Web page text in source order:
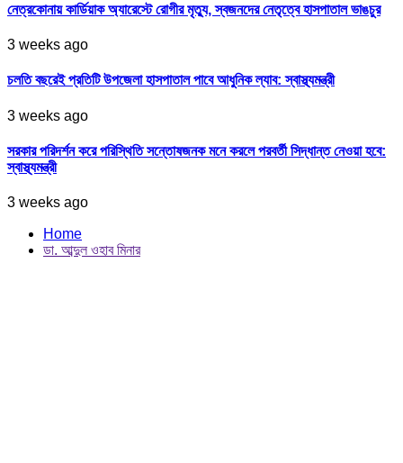
নেত্রকোনায় কার্ডিয়াক অ্যারেস্টে রোগীর মৃত্যু, স্বজনদের নেতৃত্বে হাসপাতাল ভাঙচুর
3 weeks ago
চলতি বছরেই প্রতিটি উপজেলা হাসপাতাল পাবে আধুনিক ল্যাব: স্বাস্থ্যমন্ত্রী
3 weeks ago
সরকার পরিদর্শন করে পরিস্থিতি সন্তোষজনক মনে করলে পরবর্তী সিদ্ধান্ত নেওয়া হবে:
স্বাস্থ্যমন্ত্রী
3 weeks ago
Home
ডা. আব্দুল ওহাব মিনার